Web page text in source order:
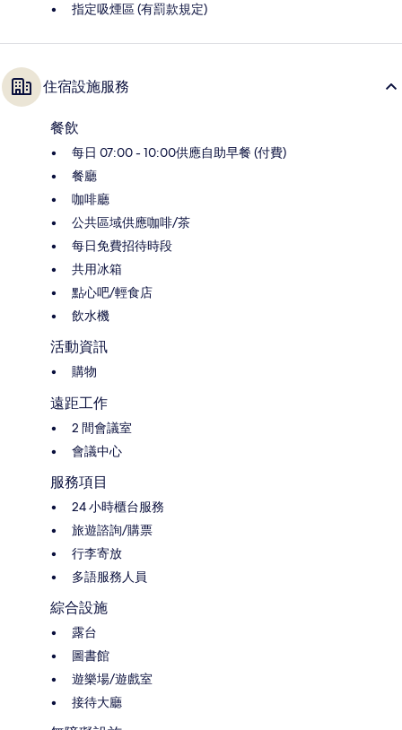
指定吸煙區 (有罰款規定)
住宿設施服務
餐飲
每日 07:00 - 10:00供應自助早餐 (付費)
餐廳
咖啡廳
公共區域供應咖啡/茶
每日免費招待時段
共用冰箱
點心吧/輕食店
飲水機
活動資訊
購物
遠距工作
2 間會議室
會議中心
服務項目
24 小時櫃台服務
旅遊諮詢/購票
行李寄放
多語服務人員
綜合設施
露台
圖書館
遊樂場/遊戲室
接待大廳